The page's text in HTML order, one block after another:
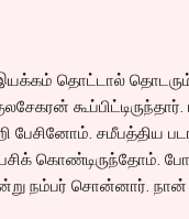
தொட்டால் தொடரும்
பேசினோம்.
கொண்டிருந்தோம்.
நம்பர் சொன்னார்.